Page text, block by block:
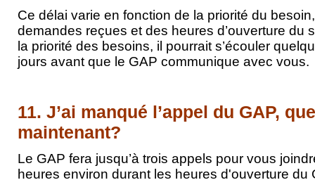
Ce délai varie en fonction de la priorité du
demandes reçues et des heures d’ouverture du
la priorité des besoins, il pourrait s’écouler
jours avant que le GAP communique avec vous.
11. J’ai manqué l’appel du GAP,
maintenant?
Le GAP fera jusqu’à trois appels pour vous
heures environ durant les heures d'ouverture du